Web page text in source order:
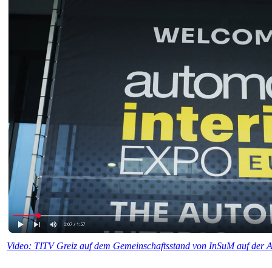
Video: TITV Greiz auf dem Gemeinschaftsstand von InSuM auf der